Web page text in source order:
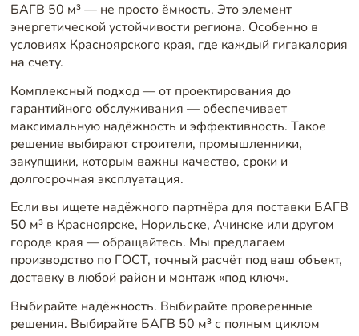
БАГВ 50 м³ — не просто ёмкость. Это элемент
энергетической устойчивости региона. Особенно в
условиях Красноярского края, где каждый гигакалория
на счету.
Комплексный подход — от проектирования до
гарантийного обслуживания — обеспечивает
максимальную надёжность и эффективность. Такое
решение выбирают строители, промышленники,
закупщики, которым важны качество, сроки и
долгосрочная эксплуатация.
Если вы ищете надёжного партнёра для поставки БАГВ
50 м³ в Красноярске, Норильске, Ачинске или другом
городе края — обращайтесь. Мы предлагаем
производство по ГОСТ, точный расчёт под ваш объект,
доставку в любой район и монтаж «под ключ».
Выбирайте надёжность. Выбирайте проверенные
решения. Выбирайте БАГВ 50 м³ с полным циклом